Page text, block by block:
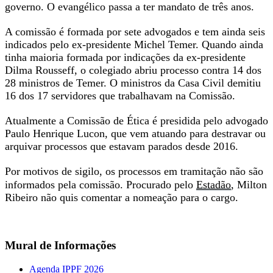
governo. O evangélico passa a ter mandato de três anos.
A comissão é formada por sete advogados e tem ainda seis
indicados pelo ex-presidente Michel Temer. Quando ainda
tinha maioria formada por indicações da ex-presidente
Dilma Rousseff, o colegiado abriu processo contra 14 dos
28 ministros de Temer. O ministros da Casa Civil demitiu
16 dos 17 servidores que trabalhavam na Comissão.
Atualmente a Comissão de Ética é presidida pelo advogado
Paulo Henrique Lucon, que vem atuando para destravar ou
arquivar processos que estavam parados desde 2016.
Por motivos de sigilo, os processos em tramitação não são
informados pela comissão. Procurado pelo Estadão, Milton
Ribeiro não quis comentar a nomeação para o cargo.
Mural de Informações
Agenda IPPF 2026